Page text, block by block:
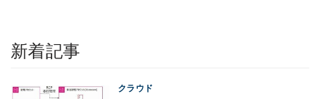
新着記事
クラウド